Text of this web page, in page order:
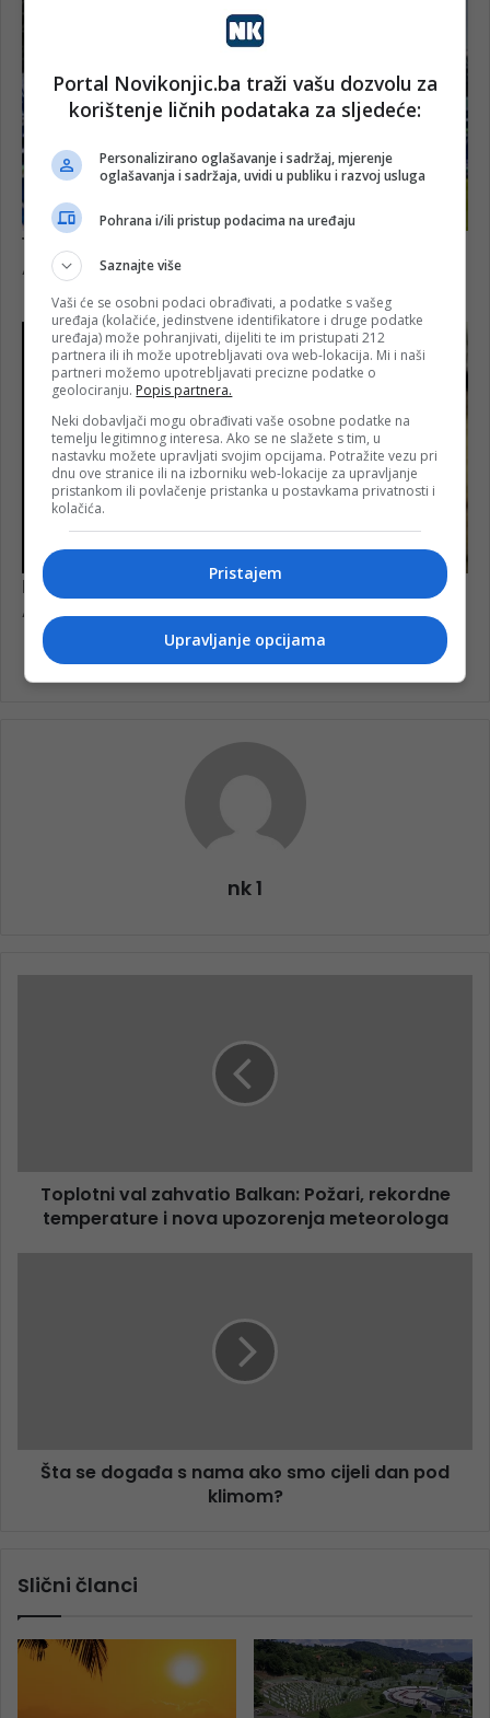
nk 1
Toplotni val zahvatio Balkan: Požari, rekordne
temperature i nova upozorenja meteorologa
Šta se događa s nama ako smo cijeli dan pod
klimom?
Slični članci
Portal Novikonjic.ba traži vašu dozvolu za
korištenje ličnih podataka za sljedeće:
Personalizirano oglašavanje i sadržaj, mjerenje
oglašavanja i sadržaja, uvidi u publiku i razvoj usluga
Pohrana i/ili pristup podacima na uređaju
Saznajte više
Vaši će se osobni podaci obrađivati, a podatke s vašeg
uređaja (kolačiće, jedinstvene identifikatore i druge podatke
uređaja) može pohranjivati, dijeliti te im pristupati 212
partnera ili ih može upotrebljavati ova web-lokacija. Mi i naši
partneri možemo upotrebljavati precizne podatke o
geolociranju. Popis partnera.
Neki dobavljači mogu obrađivati vaše osobne podatke na
temelju legitimnog interesa. Ako se ne slažete s tim, u
nastavku možete upravljati svojim opcijama. Potražite vezu pri
dnu ove stranice ili na izborniku web-lokacije za upravljanje
pristankom ili povlačenje pristanka u postavkama privatnosti i
kolačića.
Pristajem
Upravljanje opcijama